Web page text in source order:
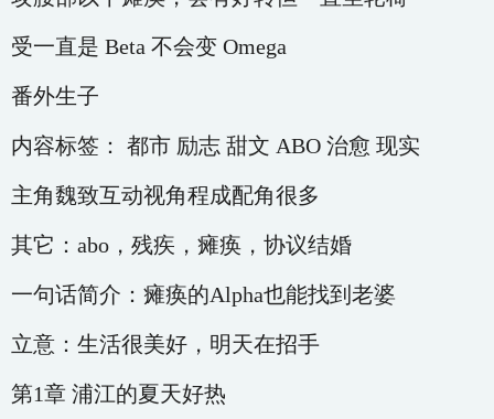
受一直是 Beta 不会变 Omega
番外生子
内容标签： 都市 励志 甜文 ABO 治愈 现实
主角魏致互动视角程成配角很多
其它：abo，残疾，瘫痪，协议结婚
一句话简介：瘫痪的Alpha也能找到老婆
立意：生活很美好，明天在招手
第1章 浦江的夏天好热